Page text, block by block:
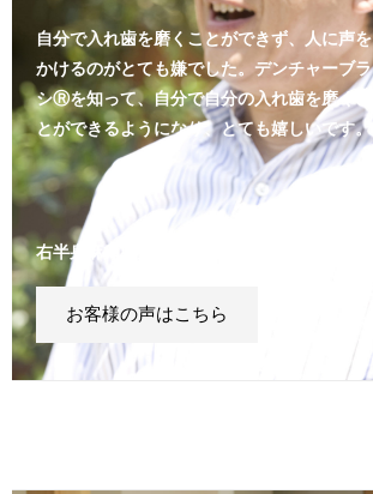
自分で入れ歯を磨くことができず、人に声を
かけるのがとても嫌でした。デンチャーブラ
シⓇを知って、自分で自分の入れ歯を磨くこ
とができるようになり、とても嬉しいです。
右半身麻痺 女性 82歳 Aさん
お客様の声はこちら